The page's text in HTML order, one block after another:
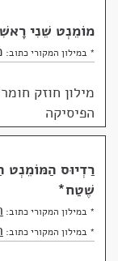
מוֹמֵנְט שֵׁנִי
* במילון המקורי כתוב:
מילון חוזק
הפיסיקה
רַדְיוּס הַמּוֹמֵנְט
שֶׁטַח*
* במילון המקורי כתוב:
* במילון המקורי כתוב: